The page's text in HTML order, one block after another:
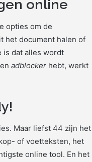
online
opties om de
het document halen of
is dat alles wordt
adblocker hebt, werkt
Maar liefst 44 zijn het
of voetteksten, het
online tool. En het